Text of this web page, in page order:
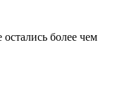
более чем